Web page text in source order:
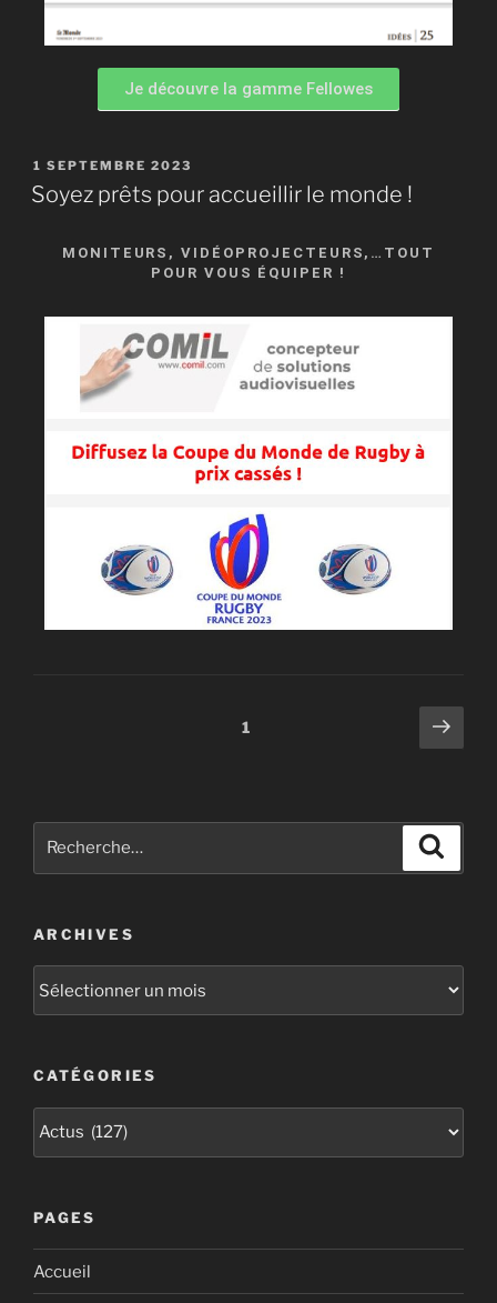
Je découvre la gamme Fellowes
1 SEPTEMBRE 2023
Soyez prêts pour accueillir le monde !
MONITEURS, VIDÉOPROJECTEURS,…TOUT
POUR VOUS ÉQUIPER !
1
ARCHIVES
CATÉGORIES
PAGES
Accueil